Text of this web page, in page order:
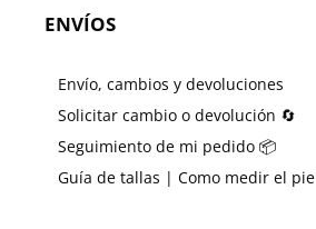
ENVÍOS
Envío, cambios y devoluciones
Solicitar cambio o devolución 🔄
Seguimiento de mi pedido 📦
Guía de tallas | Como medir el pie